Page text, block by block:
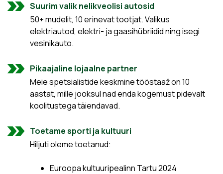
Suurim valik nelikveolisi autosid
50+ mudelit, 10 erinevat tootjat. Valikus
elektriautod, elektri- ja gaasihübriidid ning isegi
vesinikauto.
Pikaajaline lojaalne partner
Meie spetsialistide keskmine tööstaaž on 10
aastat, mille jooksul nad enda kogemust pidevalt
koolitustega täiendavad.
Toetame sporti ja kultuuri
Hiljuti oleme toetanud:
Euroopa kultuuripealinn Tartu 2024